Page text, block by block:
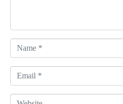
i
o
a
m
*
m
aW